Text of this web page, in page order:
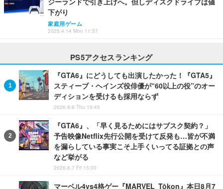
下がり
家庭用ゲーム
2025.4.14 Mon 11:57
PS5アクセスランキング
『GTA6』にどうしても出演したかった！『GTA5』
スティーブ・ヘインズ役俳優が“60以上の役”のオー
ディションを受けるも採用ならず
2026.8.6 Thu 15:45
『GTA6』、「早く見るためにはサブスク契約？」
予告映像Netflix先行公開を受けて反発も…皆が不満
を漏らしている事実こそ上手くいってる証拠との声
など挙がる
2026.8.7 Fri 15:00
マーベル4vs4格ゲー『MARVEL Tōkon』本日8月7